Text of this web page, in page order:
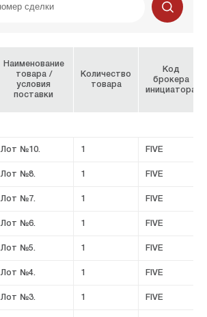
Наименование
товара /
условия
поставки
Количество
товара
Код
брокера
инициатора
Лот №10. 1 FIVE
Лот №8. 1 FIVE
Лот №7. 1 FIVE
Лот №6. 1 FIVE
Лот №5. 1 FIVE
Лот №4. 1 FIVE
Лот №3. 1 FIVE